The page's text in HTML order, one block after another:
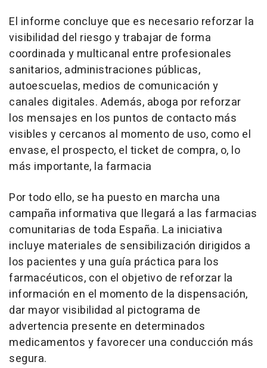
El informe concluye que es necesario reforzar la
visibilidad del riesgo y trabajar de forma
coordinada y multicanal entre profesionales
sanitarios, administraciones públicas,
autoescuelas, medios de comunicación y
canales digitales. Además, aboga por reforzar
los mensajes en los puntos de contacto más
visibles y cercanos al momento de uso, como el
envase, el prospecto, el ticket de compra, o, lo
más importante, la farmacia
Por todo ello, se ha puesto en marcha una
campaña informativa que llegará a las farmacias
comunitarias de toda España. La iniciativa
incluye materiales de sensibilización dirigidos a
los pacientes y una guía práctica para los
farmacéuticos, con el objetivo de reforzar la
información en el momento de la dispensación,
dar mayor visibilidad al pictograma de
advertencia presente en determinados
medicamentos y favorecer una conducción más
segura.